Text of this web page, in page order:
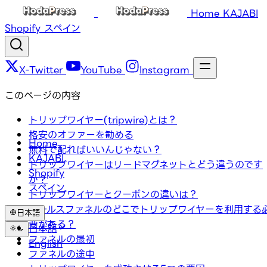
Home KAJABI
Shopify スペイン
X-Twitter YouTube Instagram
Home
KAJABI
Shopify
スペイン
日本語
日本語
English
このページの内容
トリップワイヤー(tripwire)とは？
格安のオファーを勧める
無料で配ればいいんじゃない？
トリップワイヤーはリードマグネットとどう違うのです
か？
トリップワイヤーとクーポンの違いは？
セールスファネルのどこでトリップワイヤーを利用する
要がある？
ファネルの最初
ファネルの途中